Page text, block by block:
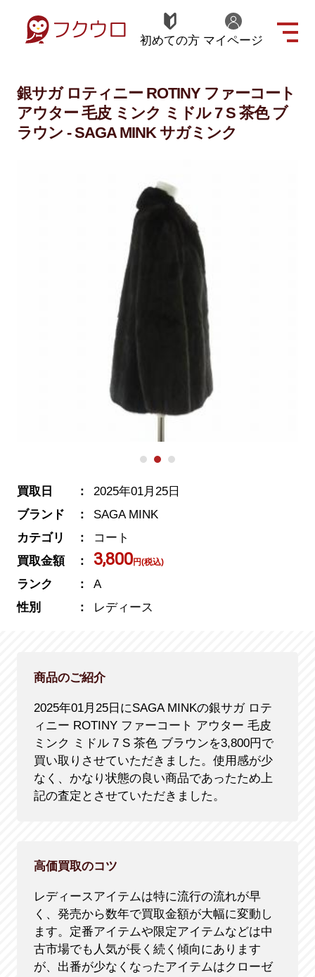
初めての方 マイページ
銀サガ ロティニー ROTINY ファーコート
アウター 毛皮 ミンク ミドル 7 S 茶色 ブ
ラウン - SAGA MINK サガミンク
買取日
2025年01月25日
ブランド
SAGA MINK
カテゴリ
コート
買取金額
3,800円(税込)
ランク
A
性別
レディース
商品のご紹介
2025年01月25日にSAGA MINKの銀サガ ロテ
ィニー ROTINY ファーコート アウター 毛皮
ミンク ミドル 7 S 茶色 ブラウンを3,800円で
買い取りさせていただきました。使用感が少
なく、かなり状態の良い商品であったため上
記の査定とさせていただきました。
高価買取のコツ
レディースアイテムは特に流行の流れが早
く、発売から数年で買取金額が大幅に変動し
ます。定番アイテムや限定アイテムなどは中
古市場でも人気が長く続く傾向にあります
が、出番が少なくなったアイテムはクローゼ